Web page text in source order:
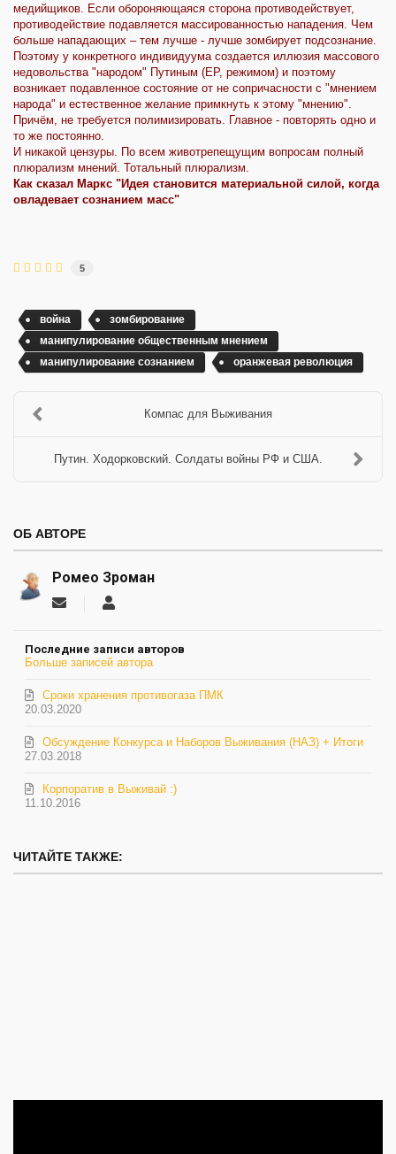
медийщиков. Если обороняющаяся сторона противодействует,
противодействие подавляется массированностью нападения. Чем
больше нападающих – тем лучше - лучше зомбирует подсознание.
Поэтому у конкретного индивидуума создается иллюзия массового
недовольства "народом" Путиным (ЕР, режимом) и поэтому
возникает подавленное состояние от не сопричасности с "мнением
народа" и естественное желание примкнуть к этому "мнению".
Причём, не требуется полимизировать. Главное - повторять одно и
то же постоянно.
И никакой цензуры. По всем животрепещущим вопросам полный
плюрализм мнений. Тотальный плюрализм.
Как сказал Маркс "Идея становится материальной силой, когда
овладевает сознанием масс"
5
война
зомбирование
манипулирование общественным мнением
манипулирование сознанием
оранжевая революция
Компас для Выживания
Путин. Ходорковский. Солдаты войны РФ и США.
ОБ АВТОРЕ
Ромео Зроман
Подписаться
автора
Последние записи авторов
Больше записей автора
20.03.2020
Сроки хранения противогаза ПМК
27.03.2018
Обсуждение Конкурса и Наборов Выживания (НАЗ) + Итоги
11.10.2016
Корпоратив в Выживай :)
ЧИТАЙТЕ ТАКЖЕ: